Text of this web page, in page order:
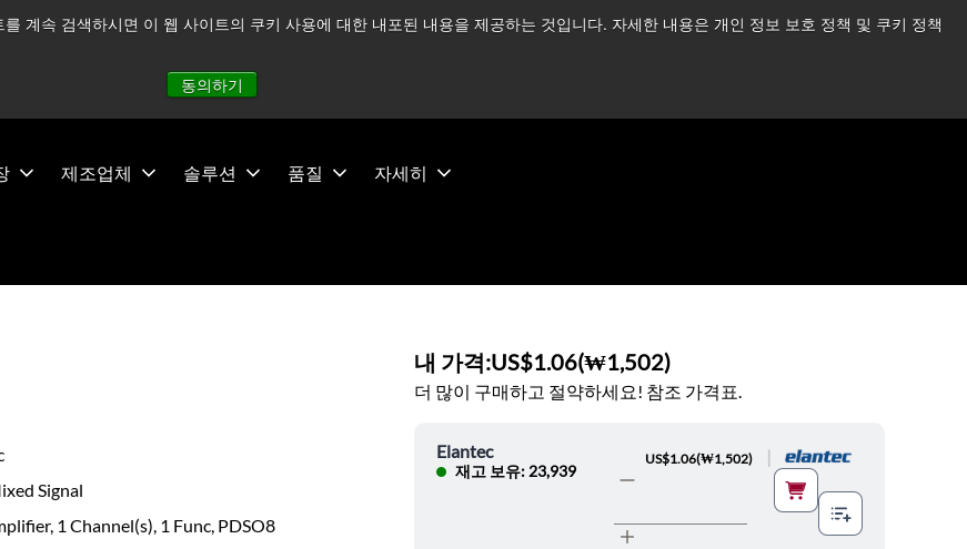
계속 검색하시면 이 웹 사이트의 쿠키 사용에 대한 내포된 내용을 제공하는 것입니다. 자세한 내용은 개인 정보 보호 정책 및 쿠키 정책
동의하기
주시하고 있으며, 모든 서비스는 정상적으로 운영되고 있습니다. 더 읽어보기 →
제조업체 솔루션 품질 자세히
Signal
1 Channel(s), 1 Func, PDSO8
내 가격:US$1.06(₩1,502)
더 많이 구매하고 절약하세요! 참조 가격표.
Elantec
재고 보유: 23,939
US$1.06(₩1,502)